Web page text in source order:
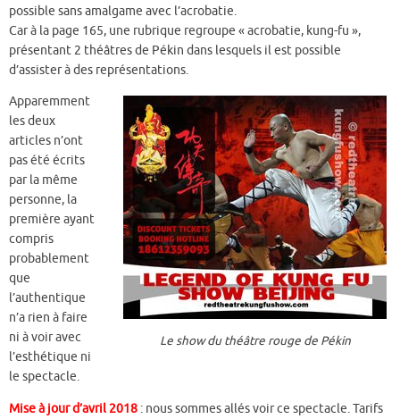
possible sans amalgame avec l’acrobatie.
Car à la page 165, une rubrique regroupe « acrobatie, kung-fu »,
présentant 2 théâtres de Pékin dans lesquels il est possible
d’assister à des représentations.
Le show du théâtre rouge de Pékin
Apparemment
les deux
articles n’ont
pas été écrits
par la même
personne, la
première ayant
compris
probablement
que
l’authentique
n’a rien à faire
ni à voir avec
l’esthétique ni
le spectacle.
Mise à jour d’avril 2018 : nous sommes allés voir ce spectacle. Tarifs